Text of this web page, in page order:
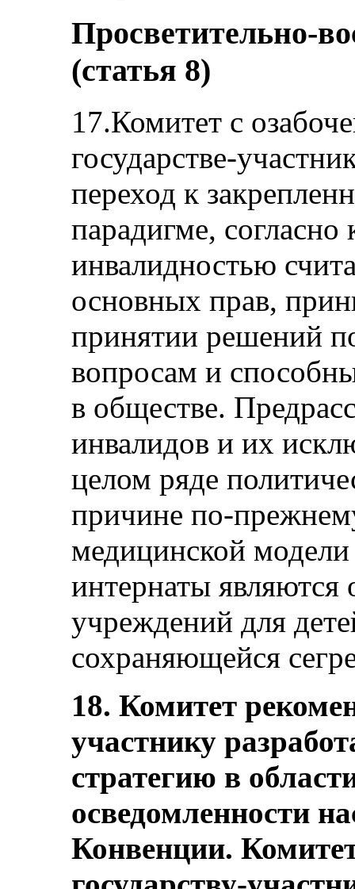
Просветительно-
(статья 8)
17.Комитет с
государстве-
переход к
парадигме, согласно
инвалидностью
основных прав,
принятии решений
вопросам и
в обществе.
инвалидов и их
целом ряде
причине по-
медицинской модели
интернаты
учреждений для
сохраняющейся
18. Комитет
участнику
стратегию в
осведомленности
Конвенции.